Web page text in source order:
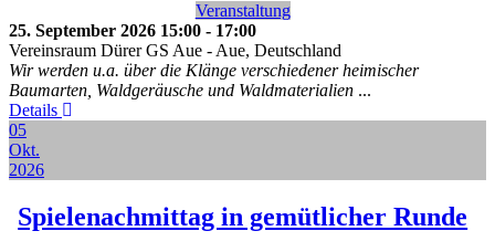
Veranstaltung
25. September 2026 15:00 - 17:00
Vereinsraum Dürer GS Aue - Aue, Deutschland
Wir werden u.a. über die Klänge verschiedener heimischer
Baumarten, Waldgeräusche und Waldmaterialien ...
Details
05
Okt.
2026
Spielenachmittag in gemütlicher Runde